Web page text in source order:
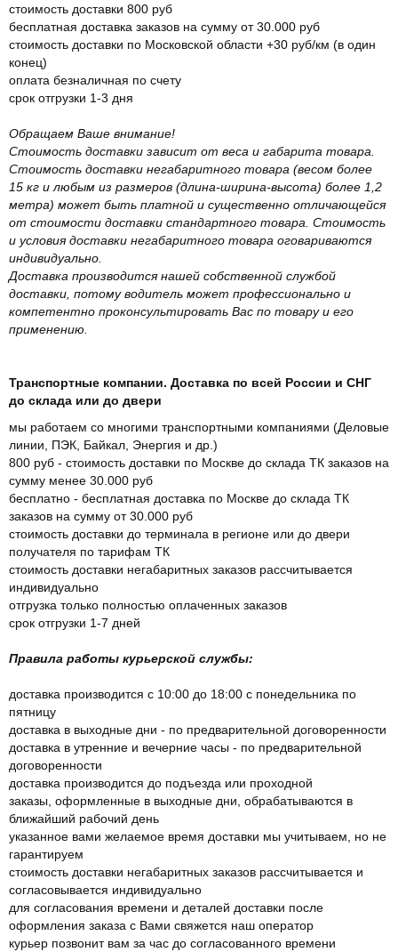
стоимость доставки 800 руб
бесплатная доставка заказов на сумму от 30.000 руб
стоимость доставки по Московской области +30 руб/км (в один
конец)
оплата безналичная по счету
срок отгрузки 1-3 дня
Обращаем Ваше внимание!
Стоимость доставки зависит от веса и габарита товара.
Стоимость доставки негабаритного товара (весом более
15 кг и любым из размеров (длина-ширина-высота) более 1,2
метра) может быть платной и существенно отличающейся
от стоимости доставки стандартного товара. Стоимость
и условия доставки негабаритного товара оговариваются
индивидуально.
Доставка производится нашей собственной службой
доставки, потому водитель может профессионально и
компетентно проконсультировать Вас по товару и его
применению.
Транспортные компании. Доставка по всей России и СНГ
до склада или до двери
мы работаем со многими транспортными компаниями (Деловые
линии, ПЭК, Байкал, Энергия и др.)
800 руб - стоимость доставки по Москве до склада ТК заказов на
сумму менее 30.000 руб
бесплатно - бесплатная доставка по Москве до склада ТК
заказов на сумму от 30.000 руб
стоимость доставки до терминала в регионе или до двери
получателя по тарифам ТК
стоимость доставки негабаритных заказов рассчитывается
индивидуально
отгрузка только полностью оплаченных заказов
срок отгрузки 1-7 дней
Правила работы курьерской службы:
доставка производится с 10:00 до 18:00 с понедельника по
пятницу
доставка в выходные дни - по предварительной договоренности
доставка в утренние и вечерние часы - по предварительной
договоренности
доставка производится до подъезда или проходной
заказы, оформленные в выходные дни, обрабатываются в
ближайший рабочий день
указанное вами желаемое время доставки мы учитываем, но не
гарантируем
стоимость доставки негабаритных заказов рассчитывается и
согласовывается индивидуально
для согласования времени и деталей доставки после
оформления заказа с Вами свяжется наш оператор
курьер позвонит вам за час до согласованного времени